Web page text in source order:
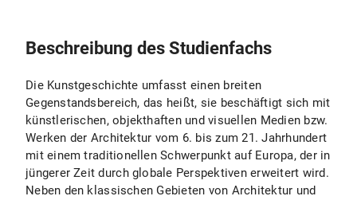
Institut für Kunstgeschichte
Fachstudienberatung Kunstgeschichte
Zentrale Studienberatung
Beschreibung des Studienfachs
Die Kunstgeschichte umfasst einen breiten
Gegenstandsbereich, das heißt, sie beschäftigt sich mit
künstlerischen, objekthaften und visuellen Medien bzw.
Werken der Architektur vom 6. bis zum 21. Jahrhundert
mit einem traditionellen Schwerpunkt auf Europa, der in
jüngerer Zeit durch globale Perspektiven erweitert wird.
Neben den klassischen Gebieten von Architektur und